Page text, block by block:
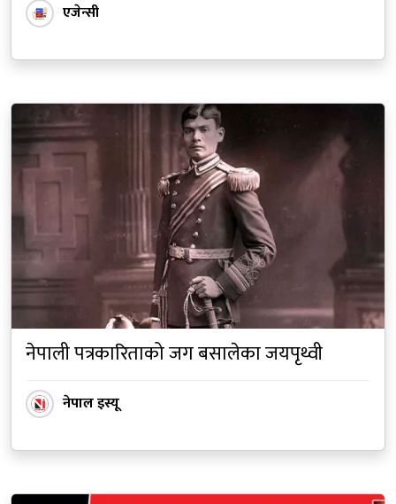
एजेन्सी
नेपाली पत्रकारिताको जग बसालेका जयपृथ्वी
नेपाल इस्यू